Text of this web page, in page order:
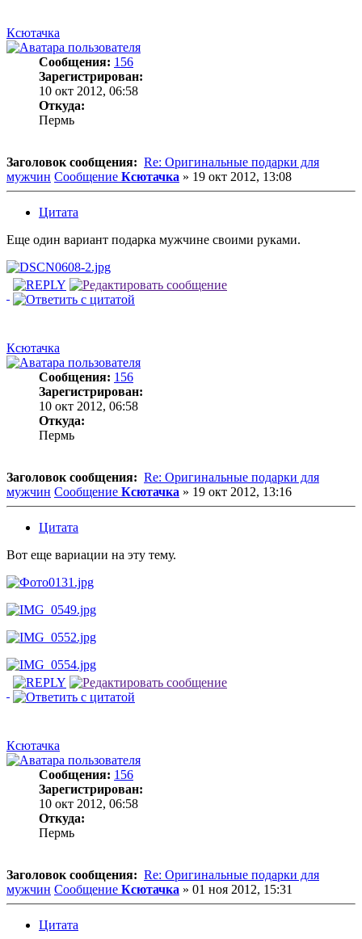
Ксютачка
Сообщения: 156
Зарегистрирован:
10 окт 2012, 06:58
Откуда:
Пермь
Заголовок сообщения: Re: Оригинальные подарки для
мужчин Сообщение Ксютачка » 19 окт 2012, 13:08
Цитата
Еще один вариант подарка мужчине своими руками.
Ксютачка
Сообщения: 156
Зарегистрирован:
10 окт 2012, 06:58
Откуда:
Пермь
Заголовок сообщения: Re: Оригинальные подарки для
мужчин Сообщение Ксютачка » 19 окт 2012, 13:16
Цитата
Вот еще вариации на эту тему.
Ксютачка
Сообщения: 156
Зарегистрирован:
10 окт 2012, 06:58
Откуда:
Пермь
Заголовок сообщения: Re: Оригинальные подарки для
мужчин Сообщение Ксютачка » 01 ноя 2012, 15:31
Цитата